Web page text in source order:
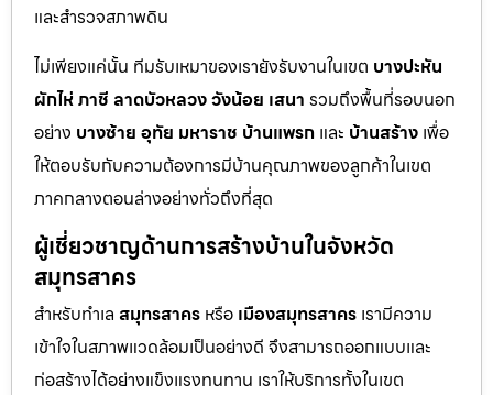
และสำรวจสภาพดิน
ไม่เพียงแค่นั้น ทีมรับเหมาของเรายังรับงานในเขต บางปะหัน
ผักไห่ภาชี ลาดบัวหลวงวังน้อย เสนา รวมถึงพื้นที่รอบนอก
อย่าง บางซ้าย อุทัย มหาราช บ้านแพรก และ บ้านสร้าง เพื่อ
ให้ตอบรับกับความต้องการมีบ้านคุณภาพของลูกค้าในเขต
ภาคกลางตอนล่างอย่างทั่วถึงที่สุด
ผู้เชี่ยวชาญด้านการสร้างบ้านในจังหวัด
สมุทรสาคร
สำหรับทำเล สมุทรสาคร หรือ เมืองสมุทรสาคร เรามีความ
เข้าใจในสภาพแวดล้อมเป็นอย่างดี จึงสามารถออกแบบและ
ก่อสร้างได้อย่างแข็งแรงทนทาน เราให้บริการทั้งในเขต